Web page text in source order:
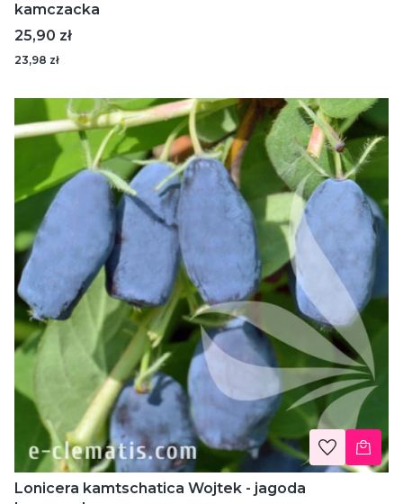
kamczacka
Cena
25,90 zł
23,98 zł
Lonicera kamtschatica Wojtek - jagoda